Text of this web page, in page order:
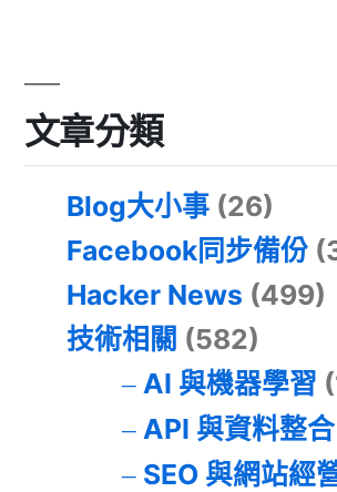
文章分類
Blog大小事 (26)
Facebook同步備份
Hacker News (499)
技術相關 (582)
AI 與機器學習
API 與資料整合
SEO 與網站經